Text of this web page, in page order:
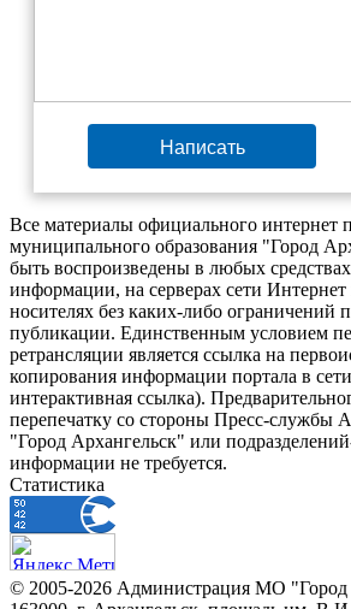
Написать
Все материалы официального интернет
муниципального образования "Город
быть воспроизведены в любых
информации, на серверах сети
носителях без каких-либо ограничений
публикации. Единственным условием
ретрансляции является ссылка на
копирования информации портала в
интерактивная ссылка).
перепечатку со стороны Пресс-
"Город Архангельск" или
информации не требуется.
Статистика
© 2005-2026 Администрация МО "Город